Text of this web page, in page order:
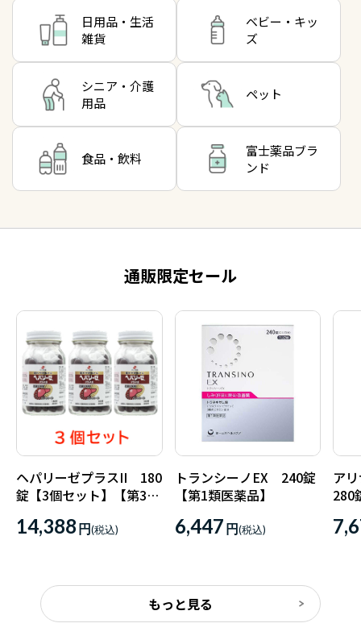
日用品・生活
雑貨
ベビー・キッ
ズ
シニア・介護
用品
ペット
食品・飲料
富士薬品ブラ
ンド
通販限定セール
ヘパリーゼプラスII 180
錠【3個セット】【第3類
14,388 円
トランシーノEX 240錠
【第1類医薬品】
6,447 円
ア
280
もっと見る